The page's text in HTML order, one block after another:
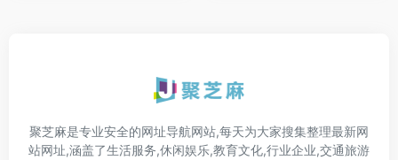
聚芝麻是专业安全的网址导航网站,每天为大家搜集整理最新网
站网址,涵盖了生活服务,休闲娱乐,教育文化,行业企业,交通旅游